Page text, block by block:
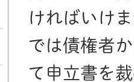
ければいけ
では債権者
て申立書を